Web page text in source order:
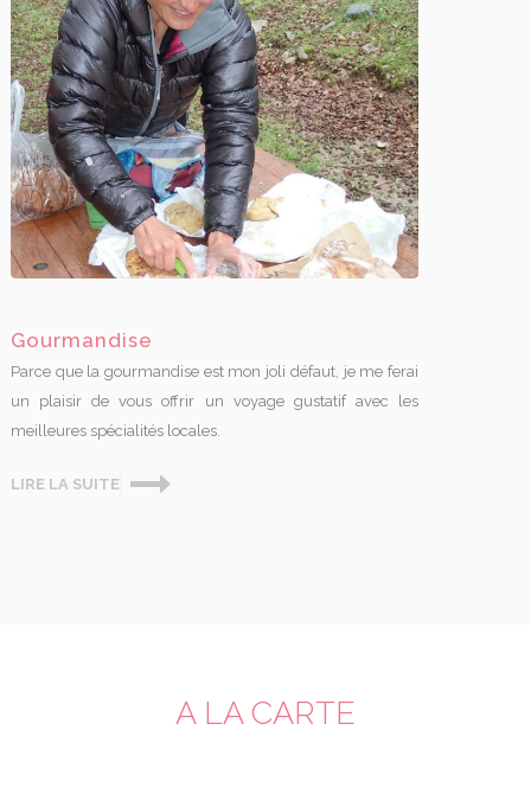
Gourmandise
Parce que la gourmandise est mon joli défaut, je me ferai
un plaisir de vous offrir un voyage gustatif avec les
meilleures spécialités locales.
LIRE LA SUITE
A LA CARTE